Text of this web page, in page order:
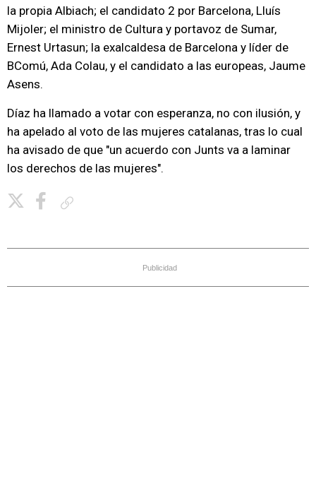
la propia Albiach; el candidato 2 por Barcelona, Lluís
Mijoler; el ministro de Cultura y portavoz de Sumar,
Ernest Urtasun; la exalcaldesa de Barcelona y líder de
BComú, Ada Colau, y el candidato a las europeas, Jaume
Asens.
Díaz ha llamado a votar con esperanza, no con ilusión, y
ha apelado al voto de las mujeres catalanas, tras lo cual
ha avisado de que "un acuerdo con Junts va a laminar
los derechos de las mujeres".
Publicidad